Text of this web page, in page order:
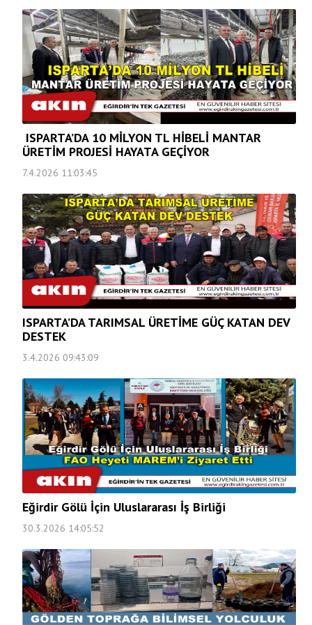
ISPARTA’DA 10 MİLYON TL HİBELİ MANTAR
ÜRETİM PROJESİ HAYATA GEÇİYOR
7.4.2026 11:03:45
ISPARTA’DA TARIMSAL ÜRETİME GÜÇ KATAN DEV
DESTEK
3.4.2026 09:43:09
Eğirdir Gölü İçin Uluslararası İş Birliği
30.3.2026 14:05:52